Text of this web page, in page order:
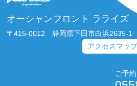
オーシャンフロント ラライズ
〒415-0012 静岡県下田市白浜2635-1
アクセスマッ
ご予